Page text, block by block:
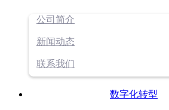
公司简介
新闻动态
联系我们
数字化转型